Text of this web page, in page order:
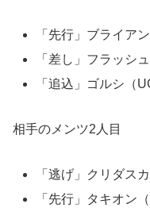
「先行」ブライア
「差し」フラッシ
「追込」ゴルシ（
相手のメンツ2人目
「逃げ」クリダス
「先行」タキオン（